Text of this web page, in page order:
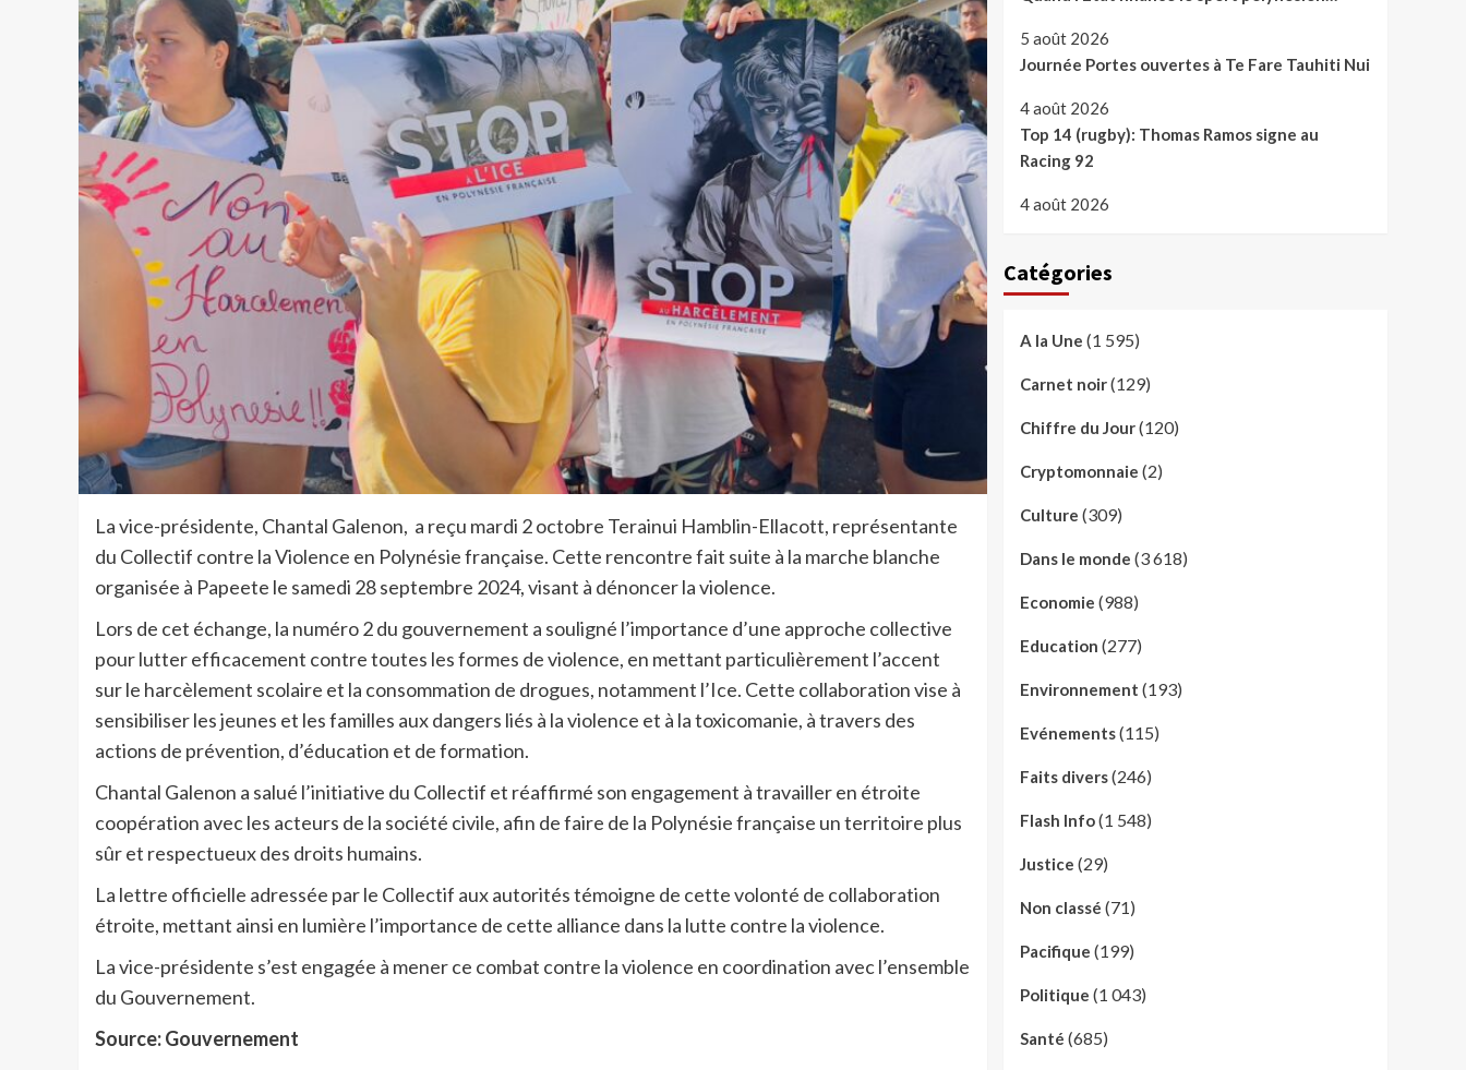
La vice-présidente, Chantal Galenon, a reçu mardi 2 octobre Terainui Hamblin-Ellacott, représentante
du Collectif contre la Violence en Polynésie française. Cette rencontre fait suite à la marche blanche
organisée à Papeete le samedi 28 septembre 2024, visant à dénoncer la violence.
Lors de cet échange, la numéro 2 du gouvernement a souligné l’importance d’une approche collective
pour lutter efficacement contre toutes les formes de violence, en mettant particulièrement l’accent
sur le harcèlement scolaire et la consommation de drogues, notamment l’Ice. Cette collaboration vise à
sensibiliser les jeunes et les familles aux dangers liés à la violence et à la toxicomanie, à travers des
actions de prévention, d’éducation et de formation.
Chantal Galenon a salué l’initiative du Collectif et réaffirmé son engagement à travailler en étroite
coopération avec les acteurs de la société civile, afin de faire de la Polynésie française un territoire plus
sûr et respectueux des droits humains.
La lettre officielle adressée par le Collectif aux autorités témoigne de cette volonté de collaboration
étroite, mettant ainsi en lumière l’importance de cette alliance dans la lutte contre la violence.
La vice-présidente s’est engagée à mener ce combat contre la violence en coordination avec l’ensemble
du Gouvernement.
Source: Gouvernement
5 août 2026
Journée Portes ouvertes à Te Fare Tauhiti Nui
4 août 2026
Top 14 (rugby): Thomas Ramos signe au
Racing 92
4 août 2026
Catégories
A la Une (1 595)
Carnet noir(129)
Chiffre du Jour(120)
Cryptomonnaie (2)
Culture (309)
Dans le monde (3 618)
Economie (988)
Education (277)
Environnement (193)
Evénements(115)
Faits divers(246)
Flash Info(1 548)
Justice (29)
Non classé (71)
Pacifique (199)
Politique (1 043)
Santé (685)